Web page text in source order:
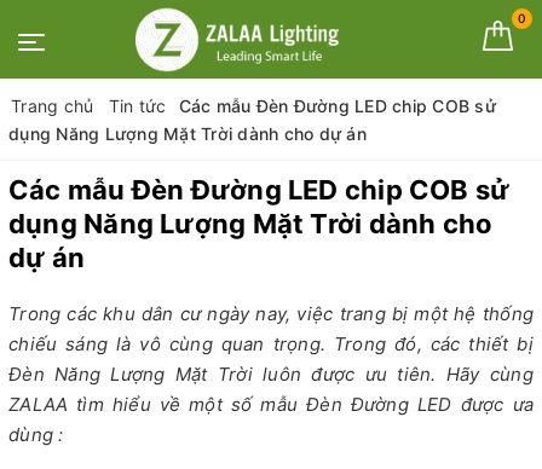
0
Trang chủ Tin tức
Các mẫu Đèn Đường LED chip COB sử
dụng Năng Lượng Mặt Trời dành cho dự án
Các mẫu Đèn Đường LED chip COB sử
dụng Năng Lượng Mặt Trời dành cho
dự án
Trong các khu dân cư ngày nay, việc trang bị một hệ thống
chiếu sáng là vô cùng quan trọng. Trong đó, các thiết bị
Đèn Năng Lượng Mặt Trời luôn được ưu tiên. Hãy cùng
ZALAA tìm hiểu về một số mẫu Đèn Đường LED được ưa
dùng :